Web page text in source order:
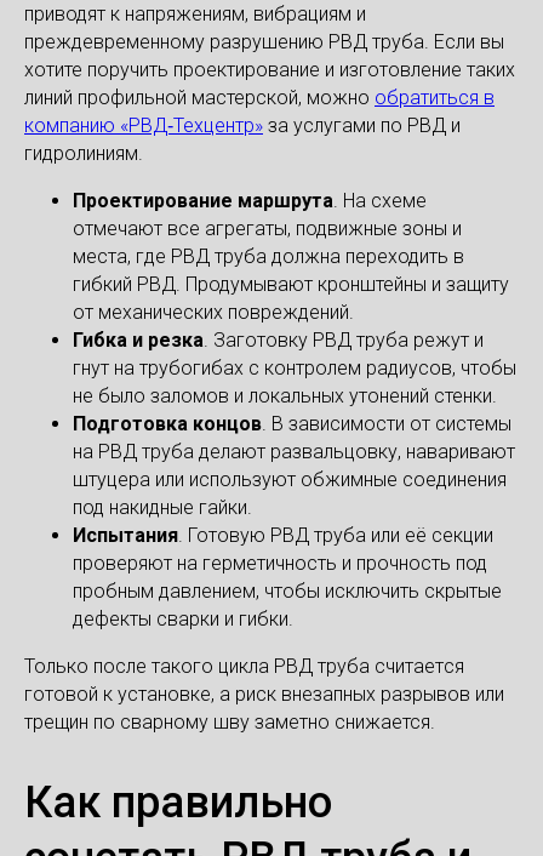
приводят к напряжениям, вибрациям и
преждевременному разрушению РВД труба. Если вы
хотите поручить проектирование и изготовление таких
линий профильной мастерской, можно обратиться в
компанию «РВД‑Техцентр» за услугами по РВД и
гидролиниям.
Проектирование маршрута. На схеме
отмечают все агрегаты, подвижные зоны и
места, где РВД труба должна переходить в
гибкий РВД. Продумывают кронштейны и защиту
от механических повреждений.
Гибка и резка. Заготовку РВД труба режут и
гнут на трубогибах с контролем радиусов, чтобы
не было заломов и локальных утонений стенки.
Подготовка концов. В зависимости от системы
на РВД труба делают развальцовку, наваривают
штуцера или используют обжимные соединения
под накидные гайки.
Испытания. Готовую РВД труба или её секции
проверяют на герметичность и прочность под
пробным давлением, чтобы исключить скрытые
дефекты сварки и гибки.
Только после такого цикла РВД труба считаетcя
готовой к установке, а риск внезапных разрывов или
трещин по сварному шву заметно снижается.
Как правильно